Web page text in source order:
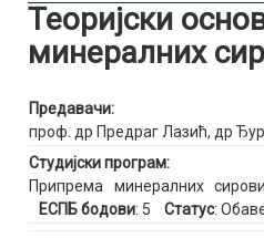
Теоријски
минералних
Предавачи:
проф. др Предраг Лазић, др
Студијски програм:
Припрема минералних
ЕСПБ бодови: 5 Статус: